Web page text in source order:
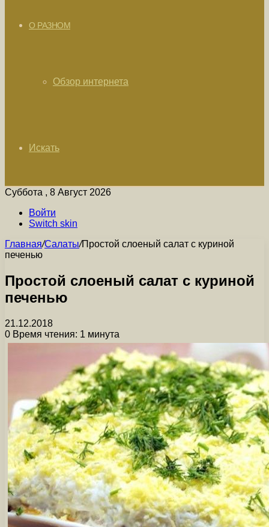
О РАЗНОМ
Обзор интернета
Искать
Суббота , 8 Август 2026
Войти
Switch skin
Главная/Салаты/Простой слоеный салат с куриной
печенью
Простой слоеный салат с куриной
печенью
21.12.2018
0 Время чтения: 1 минута